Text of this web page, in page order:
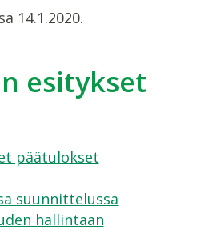
14.1.2020.
esitykset
päätulokset
suunnittelussa
hallintaan